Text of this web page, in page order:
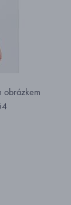
obrázkem